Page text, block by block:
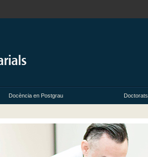
Docència en Postgrau Doctorats